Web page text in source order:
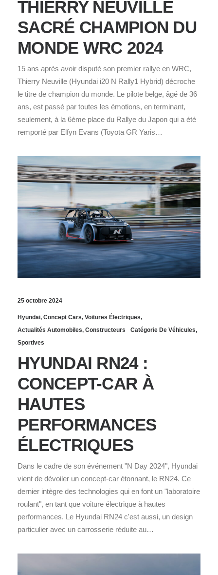
THIERRY NEUVILLE
SACRÉ CHAMPION DU
MONDE WRC 2024
15 ans après avoir disputé son premier rallye en WRC,
Thierry Neuville (Hyundai i20 N Rally1 Hybrid) décroche
le titre de champion du monde. Le pilote belge, âgé de 36
ans, est passé par toutes les émotions, en terminant,
seulement, à la 6ème place du Rallye du Japon qui a été
remporté par Elfyn Evans (Toyota GR Yaris…
25 octobre 2024
Hyundai, Concept Cars, Voitures Électriques,
Actualités Automobiles, Constructeurs Catégorie De Véhicules,
Sportives
HYUNDAI RN24 :
CONCEPT-CAR À
HAUTES
PERFORMANCES
ÉLECTRIQUES
Dans le cadre de son événement "N Day 2024", Hyundai
vient de dévoiler un concept-car étonnant, le RN24. Ce
dernier intègre des technologies qui en font un "laboratoire
roulant", en tant que voiture électrique à hautes
performances. Le Hyundai RN24 c'est aussi, un design
particulier avec un carrosserie réduite au…